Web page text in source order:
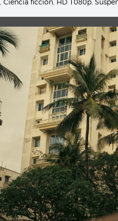
,Ciencia ficción HD 1080p ,